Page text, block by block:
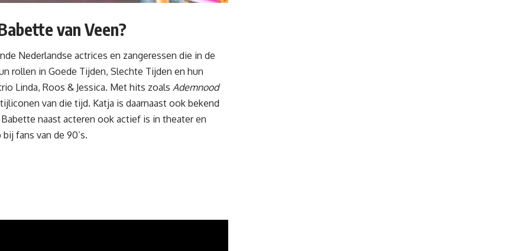
van Veen?
Nederlandse actrices en zangeressen die in de
rollen in Goede Tijden, Slechte Tijden en hun
Linda, Roos & Jessica. Met hits zoals Ademnood
van die tijd. Katja is daarnaast ook bekend
naast acteren ook actief is in theater en
bij fans van de 90’s.